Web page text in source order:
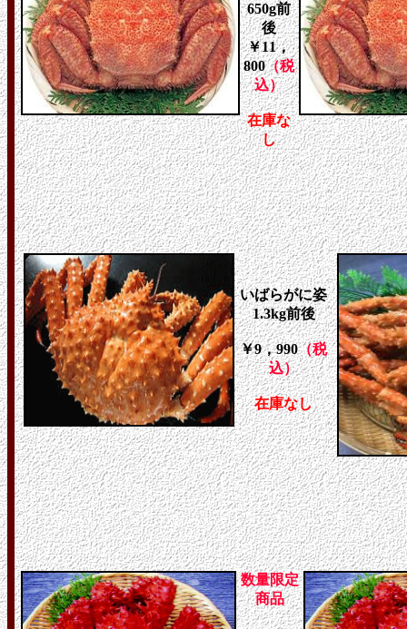
650g前
後
￥11，
800（税
込）
在庫な
し
いばらがに姿
1.3kg前後
￥9，990（税
込）
在庫なし
数量限定
商品